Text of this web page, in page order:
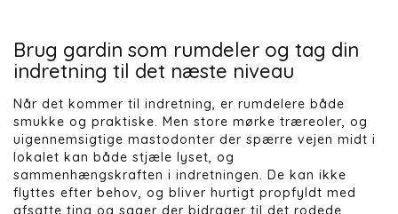
Brug gardin som rumdeler og tag din
indretning til det næste niveau
Når det kommer til indretning, er rumdelere både
smukke og praktiske. Men store mørke træreoler, og
uigennemsigtige mastodonter der spærre vejen midt i
lokalet kan både stjæle lyset, og
sammenhængskraften i indretningen. De kan ikke
flyttes efter behov, og bliver hurtigt propfyldt med
afsatte ting og sager der bidrager til det rodede